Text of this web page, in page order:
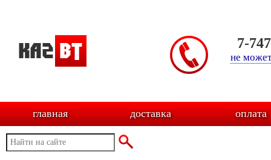
7-
не
главная доставка оплата